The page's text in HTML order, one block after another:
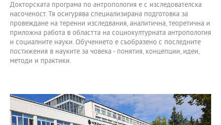
Докторската програма по антропология е с изследователска
насоченост. Тя осигурява специализирана подготовка за
провеждане на теренни изследвания, аналитична, теоретична и
приложна работа в областта на социокултурната антропология
и социалните науки. Обучението е съобразено с последните
постижения в науките за човека - понятия, концепции, идеи,
методи и практики.